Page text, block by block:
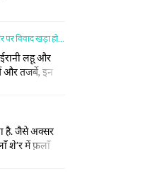
order in
come
जब कोलकता में ग़ालिब के एक फ़ारसी शेर पर विवाद खड़ा हो गया
लहू और
और तजर्बे, इन
कपड़े पहनने
ईरानी हो
है. जैसे अक्सर
शे’र में फ़लाँ